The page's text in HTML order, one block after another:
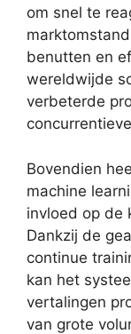
om snel te
benutten en
wereldwijde
verbeterde
Bovendien
machine
invloed op de
Dankzij de
continue
kan het
vertalingen
van grote